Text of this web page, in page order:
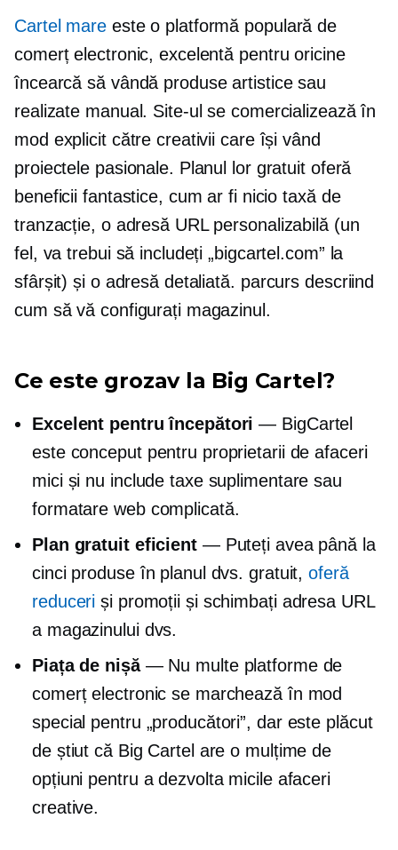
Cartel mareeste o platformă populară de
comerț electronic, excelentă pentru oricine
încearcă să vândă produse artistice sau
realizate manual. Site-ul se comercializează în
mod explicit către creativii care își vând
proiectele pasionale. Planul lor gratuit oferă
beneficii fantastice, cum ar fi nicio taxă de
tranzacție, o adresă URL personalizabilă (un
fel, va trebui să includeți „bigcartel.com” la
sfârșit) și o adresă detaliată. parcurs descriind
cum să vă configurați magazinul.
Ce este grozav la Big Cartel?
Excelent pentru începători — BigCartel
este conceput pentru proprietarii de afaceri
mici și nu include taxe suplimentare sau
formatare web complicată.
Plan gratuit eficient— Puteți avea până la
cinci produse în planul dvs. gratuit,oferă
reduceri și promoții și schimbați adresa URL
a magazinului dvs.
Piața de nișă— Nu multe platforme de
comerț electronic se marchează în mod
special pentru „producători”, dar este plăcut
de știut că Big Cartel are o mulțime de
opțiuni pentru a dezvolta micile afaceri
creative.